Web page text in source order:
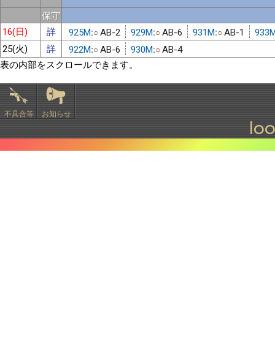
保守
16(日)
詳 925M:○AB-2 929M:○AB-6 931M:○AB-1
25(火)
詳 922M:○AB-6 930M:○AB-4
表の内部をスクロールできます。
不具合等 お知らせ